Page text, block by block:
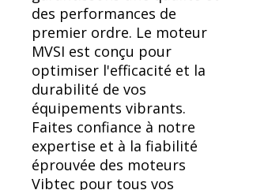
des performances de
premier ordre. Le moteur
MVSI est conçu pour
optimiser l'efficacité et la
durabilité de vos
équipements vibrants.
Faites confiance à notre
expertise et à la fiabilité
éprouvée des moteurs
Vibtec pour tous vos